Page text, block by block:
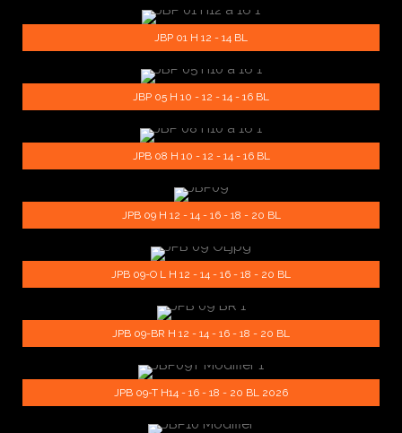
JBP 01 H 12 - 14 BL
JBP 05 H 10 - 12 - 14 - 16 BL
JPB 08 H 10 - 12 - 14 - 16 BL
JPB 09 H 12 - 14 - 16 - 18 - 20 BL
JPB 09-O L H 12 - 14 - 16 - 18 - 20 BL
JPB 09-BR H 12 - 14 - 16 - 18 - 20 BL
JPB 09-T H14 - 16 - 18 - 20 BL 2026